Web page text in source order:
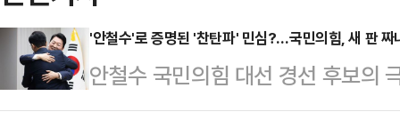
'안철수'로 증명된 '찬탄파' 민심?…국민의힘, 새 판 짜
안철수 국민의힘 대선 경선 후보의
령 파면 찬성 쪽으로 기울고 있음을